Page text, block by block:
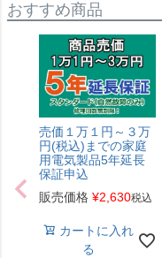
おすすめ商品
売価１万１円～３万
円(税込)までの家庭
用電気製品5年延長
保証申込
販売価格 ¥2,630税込
カートに入れ
る